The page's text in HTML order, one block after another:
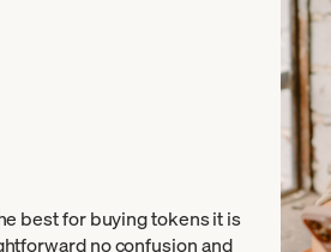
best for buying tokens it is
no confusion and